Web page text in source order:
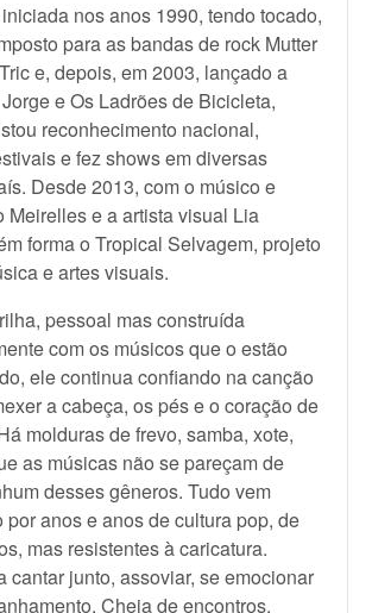
nos anos 1990, tendo tocado,
para as bandas de rock Mutter
e, depois, em 2003, lançado a
e Os Ladrões de Bicicleta,
reconhecimento nacional,
e fez shows em diversas
Desde 2013, com o músico e
Meirelles e a artista visual Lia
forma o Tropical Selvagem, projeto
e artes visuais.
pessoal mas construída
com os músicos que o estão
ele continua confiando na canção
a cabeça, os pés e o coração de
molduras de frevo, samba, xote,
as músicas não se pareçam de
desses gêneros. Tudo vem
por anos e anos de cultura pop, de
mas resistentes à caricatura.
cantar junto, assoviar, se emocionar
Cheia de encontros,